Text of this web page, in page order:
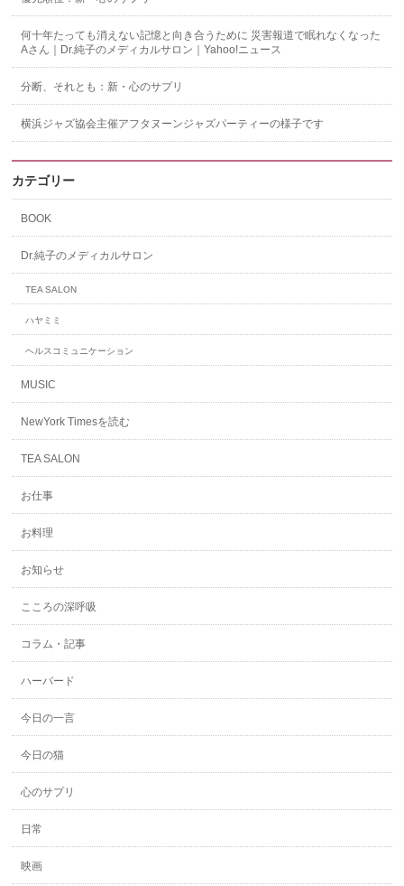
何十年たっても消えない記憶と向き合うために 災害報道で眠れなくなった
Aさん｜Dr.純子のメディカルサロン｜Yahoo!ニュース
分断、それとも：新・心のサプリ
横浜ジャズ協会主催アフタヌーンジャズパーティーの様子です
カテゴリー
BOOK
Dr.純子のメディカルサロン
TEA SALON
ハヤミミ
ヘルスコミュニケーション
MUSIC
NewYork Timesを読む
TEA SALON
お仕事
お料理
お知らせ
こころの深呼吸
コラム・記事
ハーバード
今日の一言
今日の猫
心のサプリ
日常
映画